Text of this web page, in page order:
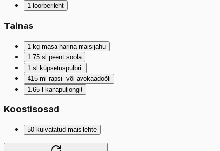
1 loorberileht
Tainas
1 kg masa harina maisijahu
1.75 sl peent soola
1 sl küpsetuspulbrit
415 ml rapsi- või avokaadoõli
1.65 l kanapuljongit
Koostisosad
50 kuivatatud maisilehte